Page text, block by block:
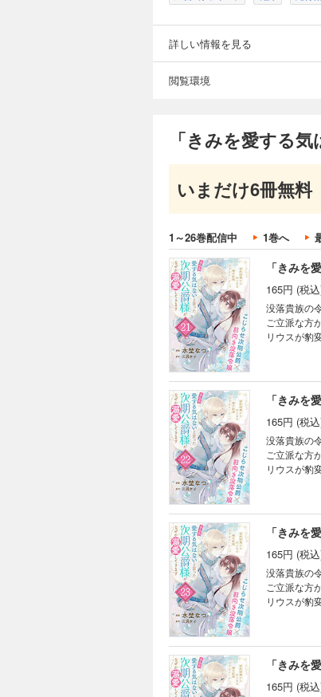
詳しい情報を見る
閲覧環境
「きみを愛する
いまだけ6冊無料
1～26巻配信中 1巻へ
165円 (税
「きみを
ご立派な方
リウスが
ブ天然妻の
「きみを
165円 (税
没落貴族の
ご立派な方
リウスが豹
「きみを
165円 (税
没落貴族の
ご立派な方
リウスが豹
「きみを
165円 (税
没落貴族の
ご立派な方
リウスが豹
「きみを
165円 (税